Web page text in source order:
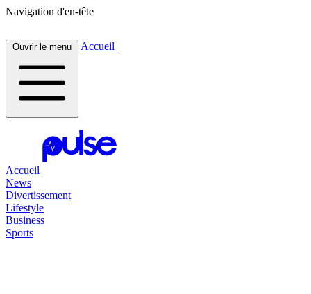
Navigation d'en-tête
Ouvrir le menu Accueil
Accueil
News
Divertissement
Lifestyle
Business
Sports